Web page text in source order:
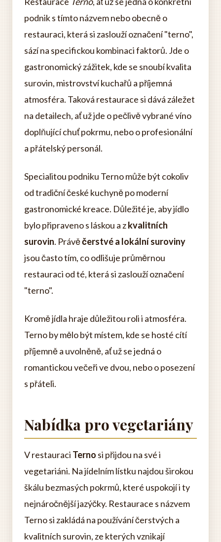
podnik s tímto názvem nebo obecně o
restauraci, která si zaslouží označení "terno",
sází na specifickou kombinaci faktorů. Jde o
gastronomický zážitek, kde se snoubí kvalita
surovin, mistrovství kuchařů a příjemná
atmosféra. Taková restaurace si dává záležet
na detailech, ať už jde o pečlivě vybrané víno
doplňující chuť pokrmu, nebo o profesionální
a přátelský personál.
Specialitou podniku Terno může být cokoliv
od tradiční české kuchyně po moderní
gastronomické kreace. Důležité je, aby jídlo
bylo připraveno s láskou a zkvalitních
surovin. Právěčerstvé a lokální suroviny
jsou často tím, co odlišuje průměrnou
restauraci od té, která si zaslouží označení
"terno".
Kromě jídla hraje důležitou roli i atmosféra.
Terno by mělo být místem, kde se hosté cítí
příjemně a uvolněně, ať už se jedná o
romantickou večeři ve dvou, nebo o posezení
s přáteli.
Nabídka pro vegetariány
V restauraci Terno si přijdou na své i
vegetariáni. Na jídelním lístku najdou širokou
škálu bezmasých pokrmů, které uspokojí i ty
nejnáročnější jazýčky. Restaurace s názvem
Terno si zakládá na používání čerstvých a
kvalitních surovin, ze kterých vznikají